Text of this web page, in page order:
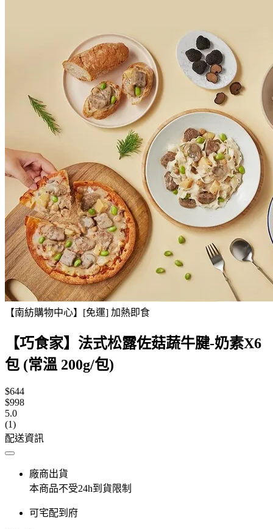
【南紡購物中心】[免運] 加熱即食
【巧食家】法式松露佐菇蔬牛腱-奶素X6
包 (常溫 200g/包)
$644
$998
5.0
(1)
配送資訊
廠商出貨
本商品不受24h到貨限制
可宅配到府